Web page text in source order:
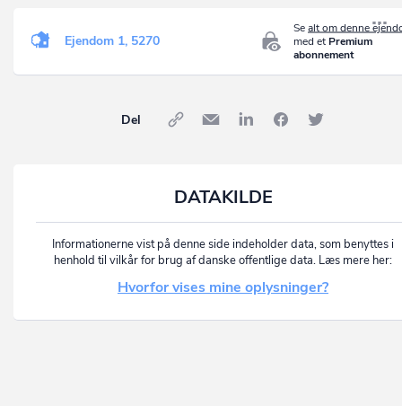
Sealt om denne
med et Premium
abonnement
Ejendom 1, 5270
Del
DATAKILDE
Informationerne vist på denne side indeholder data, som benyttes i
henhold til vilkår for brug af danske offentlige data. Læs mere her:
Hvorfor vises mine oplysninger?